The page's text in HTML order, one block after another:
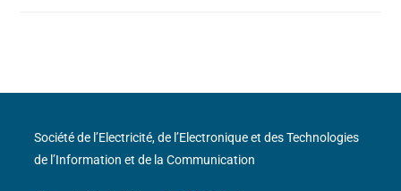
Société de l’Electricité, de l’Electronique et des Technologies
de l’Information et de la Communication